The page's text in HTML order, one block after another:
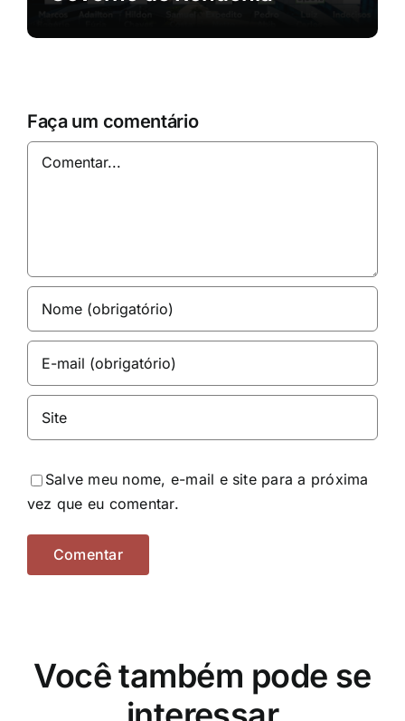
Faça um comentário
Comentar
Salve meu nome, e-mail e site para a próxima
vez que eu comentar.
Você também pode se